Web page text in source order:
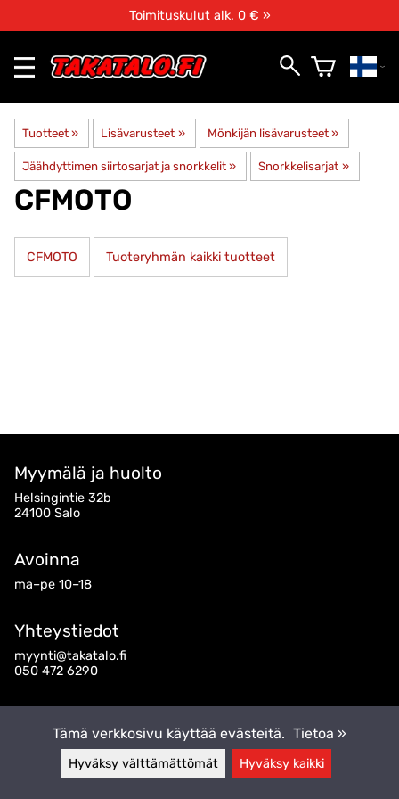
Toimituskulut alk. 0 € »
Tuotteet ‪» Lisävarusteet ‪» Mönkijän lisävarusteet ‪»
Jäähdyttimen siirtosarjat ja snorkkelit ‪» Snorkkelisarjat ‪»
CFMOTO
CFMOTO Tuoteryhmän kaikki tuotteet
Myymälä ja huolto
Helsingintie 32b
24100 Salo
Avoinna
ma–pe 10–18
Yhteystiedot
myynti@takatalo.fi
050 472 6290
Tämä verkkosivu käyttää evästeitä. Tietoa »
Hyväksy välttämättömät Hyväksy kaikki